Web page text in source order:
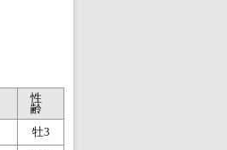
性
齢
牡3